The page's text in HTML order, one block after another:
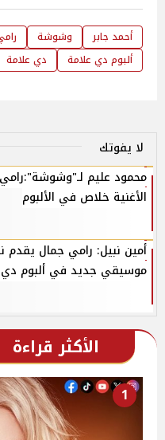
أحمد جابر وشوشة
ألبوم دي علامة
دي علامة
لا يفوتك
محمود عليم
الأغنية خلاص في الألبوم
أمين نبيل: رامي جمال
موسيقي جديد في ألبوم دي
الأكثر قراءة
1